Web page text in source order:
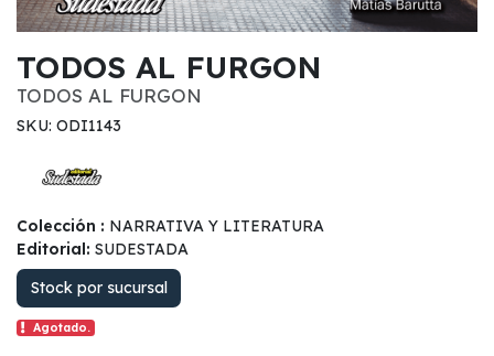
TODOS AL FURGON
TODOS AL FURGON
SKU: ODI1143
Colección : NARRATIVA Y LITERATURA
Editorial: SUDESTADA
Stock por sucursal
Agotado.